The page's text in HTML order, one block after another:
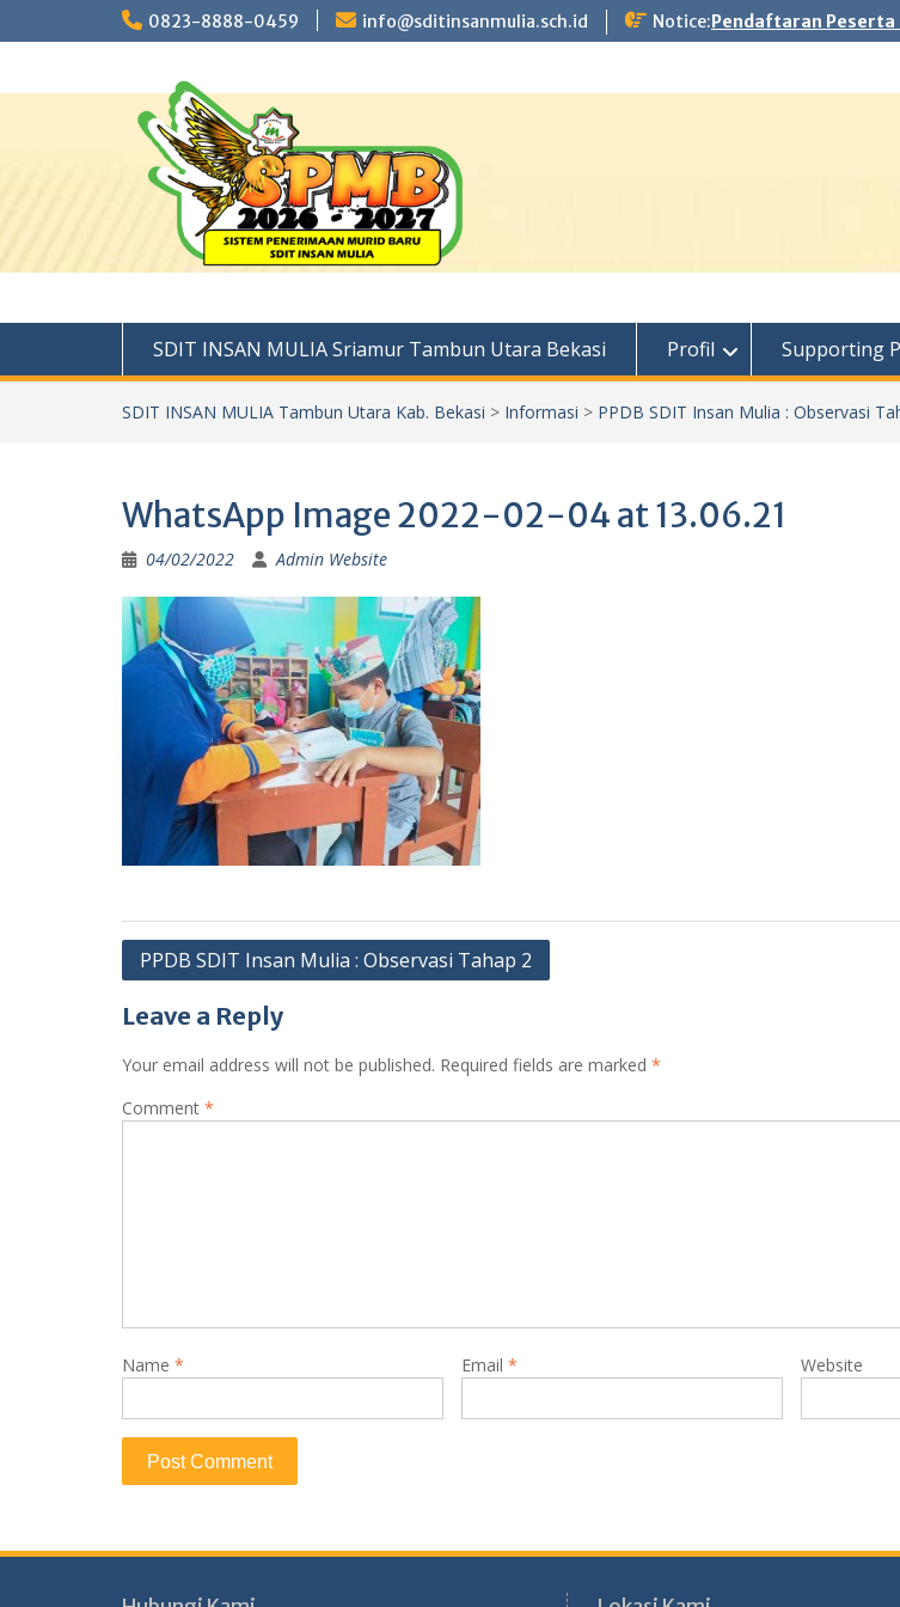
to
0823-8888-0459 info@sditinsanmulia.sch.id Notice:Pendaftaran Peserta
SDIT INSAN MULIA Sriamur Tambun Utara Bekasi Profil Supporting
SDIT INSAN MULIA Tambun Utara Kab. Bekasi > Informasi > PPDB SDIT Insan Mulia : Observasi
WhatsApp Image 2022-02-04 at 13.06.21
04/02/2022 Admin Website
Post
PPDB SDIT Insan Mulia : Observasi Tahap 2
Leave a Reply
Your email address will not be published. Required fields are marked *
Comment *
Name * Email * Website